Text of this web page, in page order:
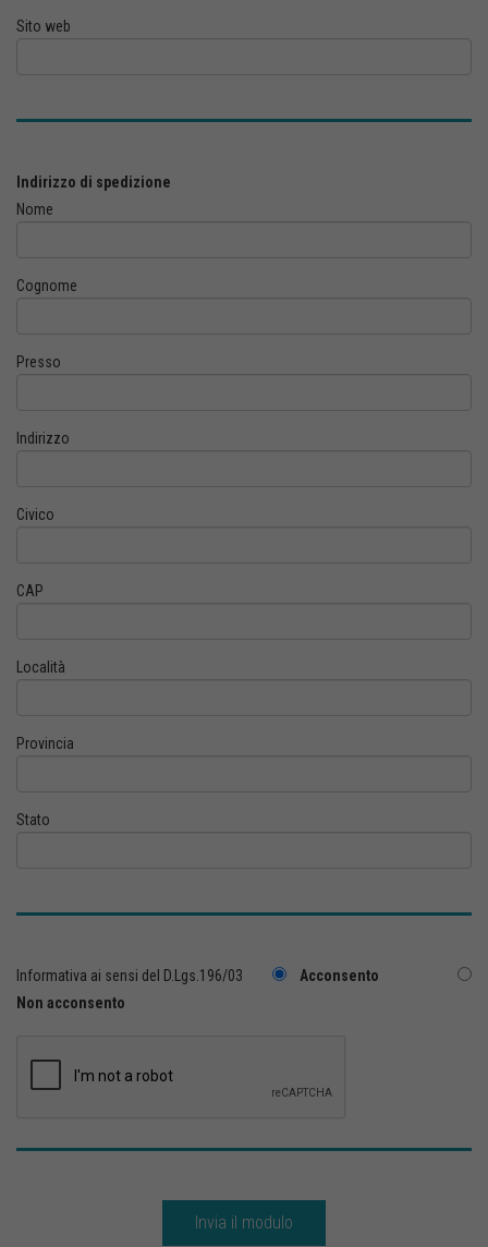
Sito web
Indirizzo di spedizione
Nome
Cognome
Presso
Indirizzo
Civico
CAP
Località
Provincia
Stato
Informativa ai sensi del D.Lgs.196/03
Acconsento
Non acconsento
Invia il modulo